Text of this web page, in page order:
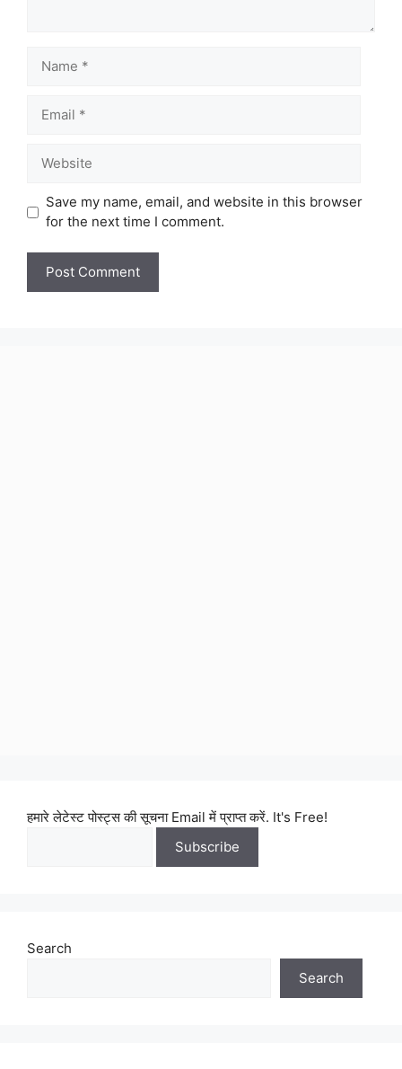
Save my name, email, and website in this browser
for the next time I comment.
हमारे लेटेस्ट पोस्ट्स की सूचना Email में प्राप्त करें. It's Free!
Search
Search